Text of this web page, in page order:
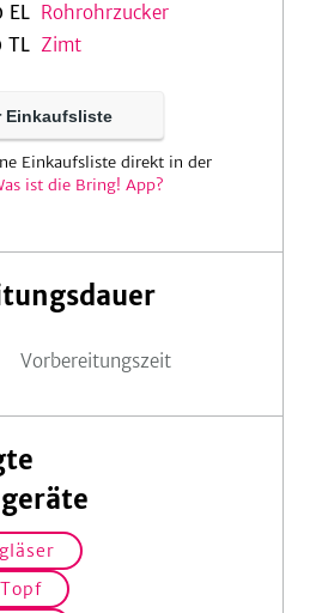
EL Rohrohrzucker
TL Zimt
Einkaufsliste
Einkaufsliste direkt in der
ist die Bring! App?
Vorbereitungszeit